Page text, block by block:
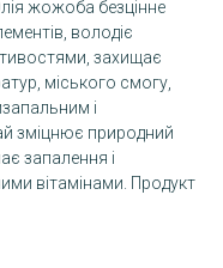
жожоба безцінне
володіє
захищає
міського смогу,
і
зміцнює природний
запалення і
вітамінами. Продукт